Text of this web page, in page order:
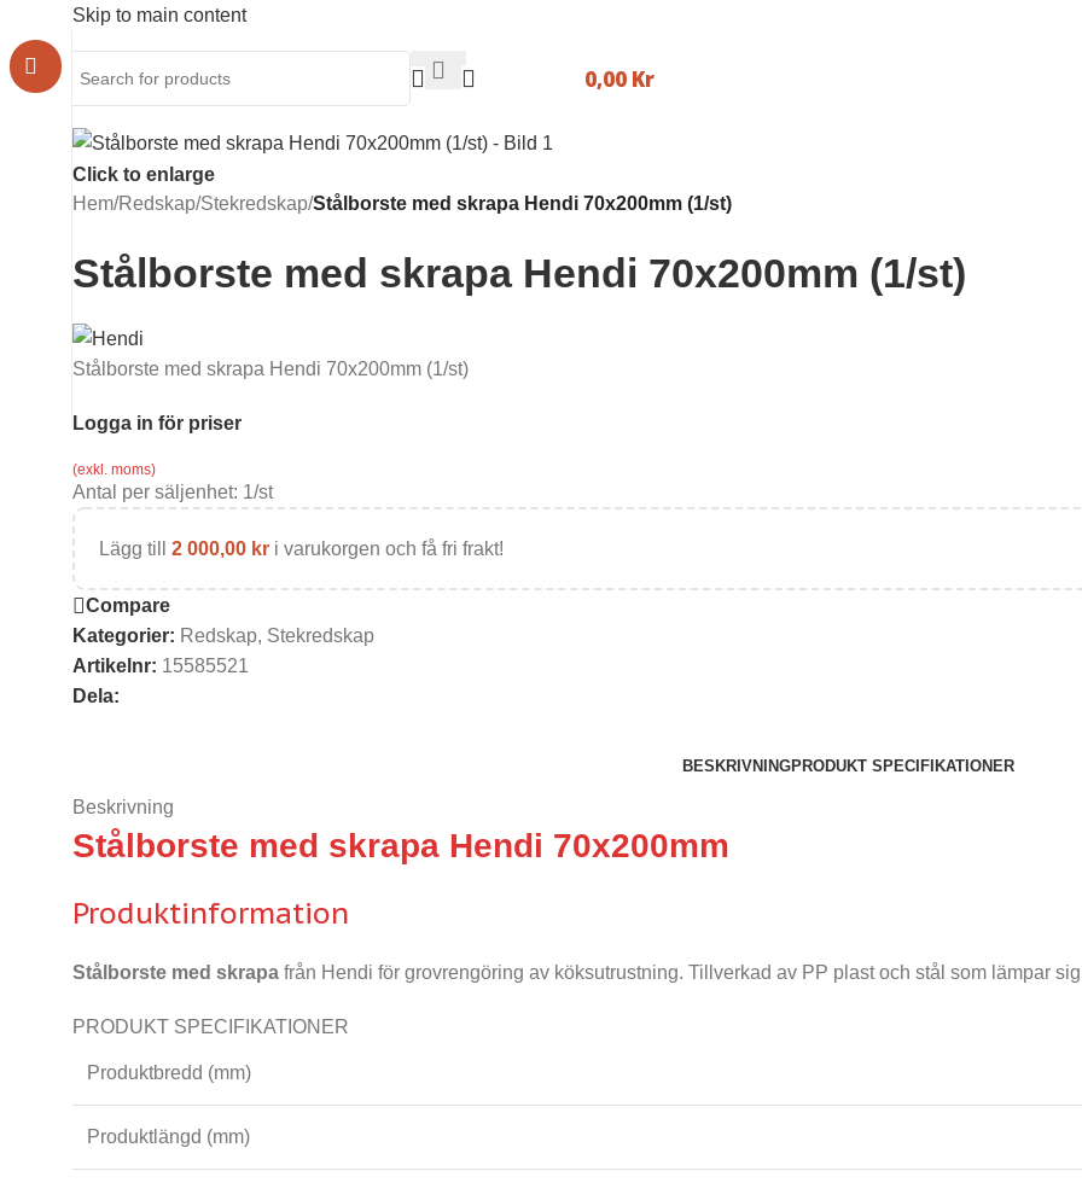
Skip to main content
0,00 Kr
Click to enlarge
Hem/Redskap/Stekredskap/Stålborste med skrapa Hendi 70x200mm (1/st)
Stålborste med skrapa Hendi 70x200mm (1/st)
Stålborste med skrapa Hendi 70x200mm (1/st)
Logga in för priser
(exkl. moms)
Antal per säljenhet: 1/st
Lägg till 2 000,00 kr i varukorgen och få fri frakt!
Compare
Kategorier: Redskap, Stekredskap
Artikelnr: 15585521
Dela:
BESKRIVNINGPRODUKT SPECIFIKATIONER
Beskrivning
Stålborste med skrapa Hendi 70x200mm
Produktinformation
Stålborste med skrapa från Hendi för grovrengöring av köksutrustning. Tillverkad av PP plast och stål som lämpar
PRODUKT SPECIFIKATIONER
Produktbredd (mm)
Produktlängd (mm)